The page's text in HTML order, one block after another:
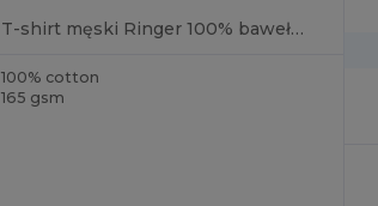
T-shirt męski Ringer 100% bawełna
100% cotton
165 gsm